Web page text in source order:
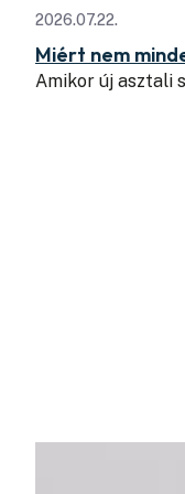
2026.07.22.
Miért nem
Amikor új asztali